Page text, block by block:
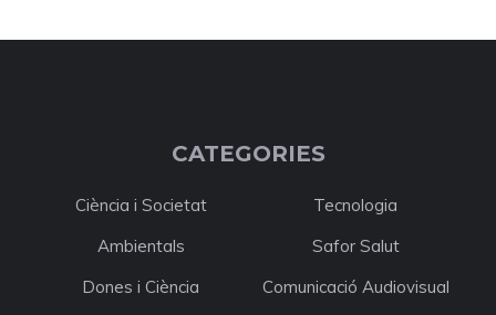
CATEGORIES
Ciència i Societat
Tecnologia
Ambientals
Safor Salut
Dones i Ciència
Comunicació Audiovisual